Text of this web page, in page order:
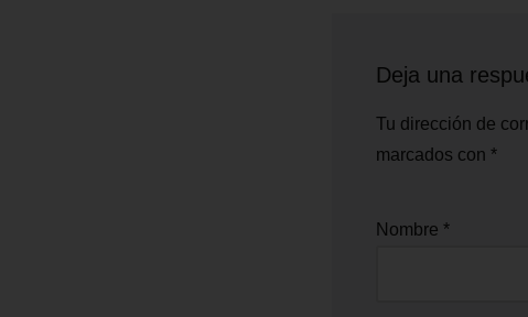
Deja una
Tu dirección de
marcados con *
Nombre *